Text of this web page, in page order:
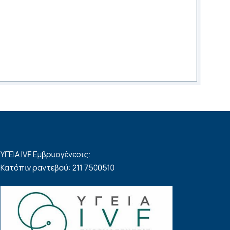
ΥΓΕΙΑ IVF Εμβρυογένεσις:
Κατόπιν ραντεβού: 211 7500510